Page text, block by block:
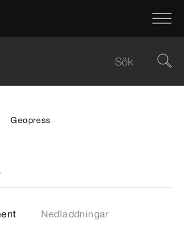
Geopress
Nedladdningar